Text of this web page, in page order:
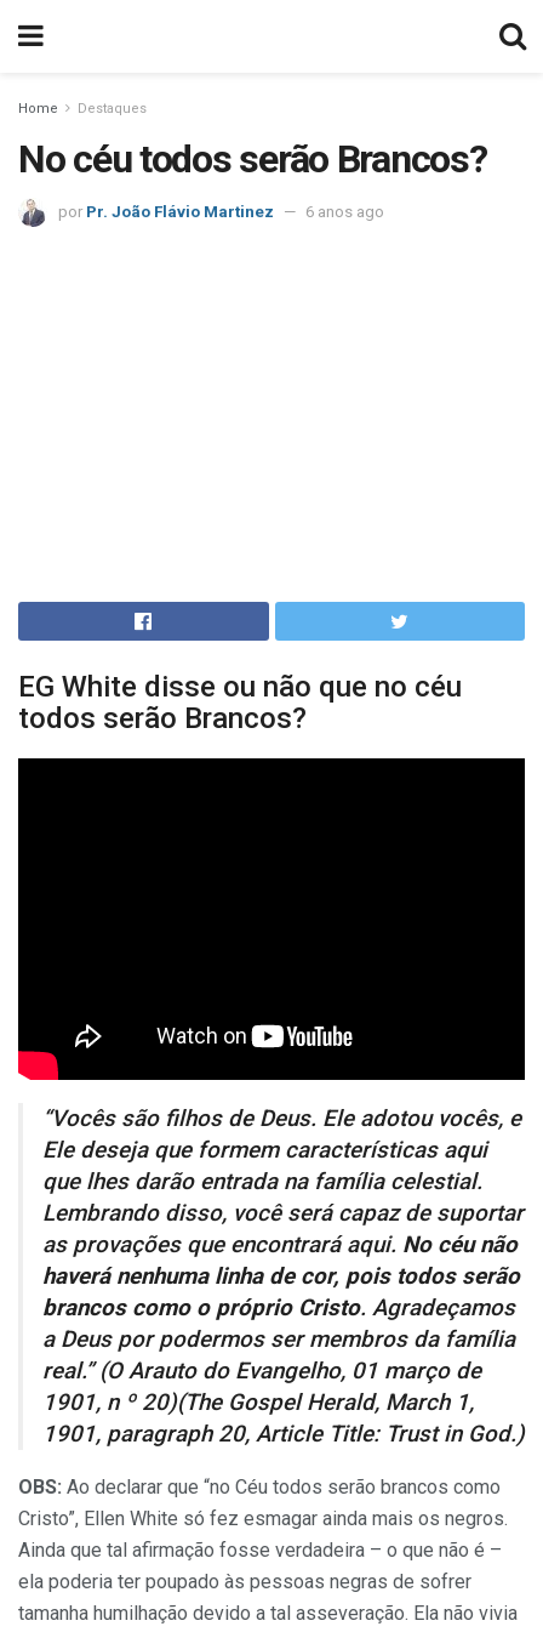
Home Destaques
No céu todos serão Brancos?
por Pr. João Flávio Martinez 6 anos ago
EG White disse ou não que no céu
todos serão Brancos?
“Vocês são filhos de Deus. Ele adotou vocês, e
Ele deseja que formem características aqui
que lhes darão entrada na família celestial.
Lembrando disso, você será capaz de suportar
as provações que encontrará aqui. No céu não
haverá nenhuma linha de cor, pois todos serão
brancos como o próprio Cristo. Agradeçamos
a Deus por podermos ser membros da família
real.” (O Arauto do Evangelho, 01 março de
1901, n º 20)(The Gospel Herald, March 1,
1901, paragraph 20, Article Title: Trust in God.)
OBS: Ao declarar que “no Céu todos serão brancos como
Cristo”, Ellen White só fez esmagar ainda mais os negros.
Ainda que tal afirmação fosse verdadeira – o que não é –
ela poderia ter poupado às pessoas negras de sofrer
tamanha humilhação devido a tal asseveração. Ela não vivia